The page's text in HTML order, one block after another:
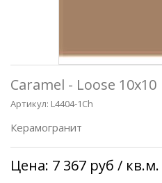
Caramel - Loose 10x10
Артикул: L4404-1Ch
Керамогранит
Цена: 7 367 руб / кв.м.